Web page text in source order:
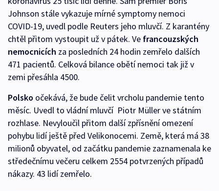
Johnson stále vykazuje mírné symptomy nemoci
COVID-19, uvedl podle Reuters jeho mluvčí. Z karantény
chtěl přitom vystoupit už v pátek. Ve francouzských
nemocnicích za posledních 24 hodin zemřelo dalších
471 pacientů. Celková bilance obětí nemoci tak již v
zemi přesáhla 4500.
Polsko očekává, že bude čelit vrcholu pandemie tento
měsíc. Uvedl to vládní mluvčí Piotr Müller ve státním
rozhlase. Nevyloučil přitom další zpřísnění omezení
pohybu lidí ještě před Velikonocemi. Země, která má 38
milionů obyvatel, od začátku pandemie zaznamenala ke
středečnímu večeru celkem 2554 potvrzených případů
nákazy. 43 lidí zemřelo.